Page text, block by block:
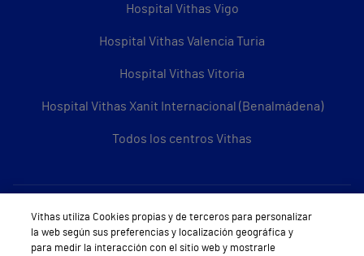
Hospital Vithas Vigo
Hospital Vithas Valencia Turia
Hospital Vithas Vitoria
Hospital Vithas Xanit Internacional (Benalmádena)
Todos los centros Vithas
Sobre Vithas
Quiénes somos
Vithas utiliza Cookies propias y de terceros para personalizar
la web según sus preferencias y localización geográfica y
para medir la interacción con el sitio web y mostrarle